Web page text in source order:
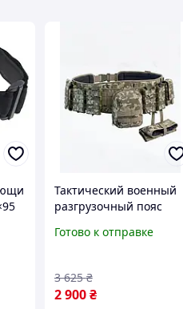
Тактический военный
разгрузочный пояс
подсумками под
аптечкой армейский
комплект
Готово к отправке
2 900 ₴
3 625 ₴